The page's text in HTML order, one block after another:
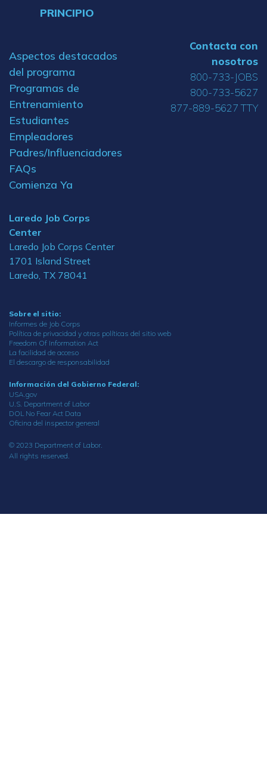
PRINCIPIO
Aspectos destacados
del programa
Programas de
Entrenamiento
Estudiantes
Empleadores
Padres/Influenciadores
FAQs
Comienza Ya
Laredo Job Corps
Center
Laredo Job Corps Center
1701 Island Street
Laredo, TX 78041
Contacta con
nosotros
800-733-JOBS
800-733-5627
877-889-5627 TTY
Sobre el sitio:
Informes de Job Corps
Política de privacidad y otras políticas del sitio web
Freedom Of Information Act
La facilidad de acceso
El descargo de responsabilidad
Información del Gobierno Federal:
USA.gov
U.S. Department of Labor
DOL No Fear Act Data
Oficina del inspector general
© 2023 Department of Labor.
All rights reserved.